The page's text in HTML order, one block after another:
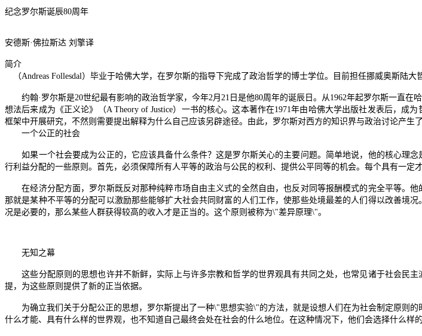
纪念罗尔斯诞辰80周年
安德斯·佛拉斯达 刘擎译
简介
（Andreas Follesdal）毕业于哈佛大学，在罗尔斯的指导下完成了政治哲学的博士学位。目前担任挪威奥斯陆
约翰· 罗尔斯是20世纪最有影响的政治哲学家，今年2月 21 日是他80周年的诞辰日。从1962年起罗尔斯一直在
想法后来成为《正义论》（A Theory of Justice）一书的核心。这本著作在1971年由哈佛大学出版社发表后，成
框架中开展研究，不然则需要提出解释为什么自己应该另辟途径。由此，罗尔斯对西方的知识界与政治讨论产生
一个公正的社会
如果一个社会要成为公正的，它应该具备什么条件？这是罗尔斯关心的主要问题。简单地说，他的核心理
行利益分配的一些原则。首先，必须保障所有人平等的政治与公民的权利、提供公平同等的机会。每个具有一定
在经济分配方面，罗尔斯既反对那种纯粹市场自由主义式的全然自由，也反对同等报酬模式的完全平等。他
那就是某种不平等的分配可以激励那些能够扩大社会共同财富的人们工作，使那些处境最差的人们得以改善境
况是必要的，那么某些人群获得较高的收入才是正当的。这个原则被称为\"差异原理\"。
无知之幕
这些分配原则的思想也许并不新鲜，实际上与许多宗教和哲学的世界观具有共同之处，也常见诸于社会民
提，为这些原则提供了新的正当依据。
为确立我们关于分配公正的思想，罗尔斯提出了一种\"思想实验\"的方法，就是设想人们在为社会制定原则的
什么才能、具有什么样的世界观，也不知道自己最终会处在社会的什么地位。在这种情况下，他们会选择什么样的